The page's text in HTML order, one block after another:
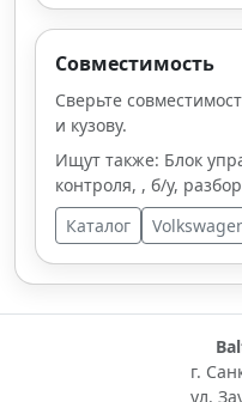
Совместимость
Сверьте
и кузову.
Ищут также: Блок
контроля, , б/у,
Каталог
г.
ул.